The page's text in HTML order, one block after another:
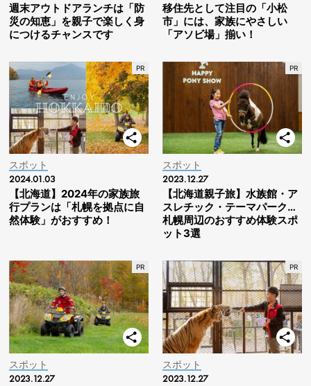
週末アウトドアランチは「防
災の知恵」を親子で楽しく身
につけるチャンスです
移住先として注目の「小松
市」には、家族にやさしい
「アソビ場」揃い！
スポット
2024.01.03
【北海道】2024年の家族旅
行プランは「札幌を拠点に自
然体験」がおすすめ！
スポット
2023.12.27
【北海道親子旅】水族館・ア
スレチック・テーマパーク…
札幌周辺のおすすめ体験スポ
ット3選
スポット
2023.12.27
スポット
2023.12.27